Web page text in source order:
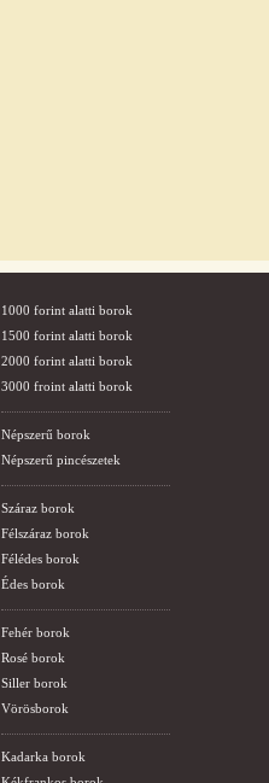
1000 forint alatti borok
1500 forint alatti borok
2000 forint alatti borok
3000 froint alatti borok
Népszerű borok
Népszerű pincészetek
Száraz borok
Félszáraz borok
Félédes borok
Édes borok
Fehér borok
Rosé borok
Siller borok
Vörösborok
Kadarka borok